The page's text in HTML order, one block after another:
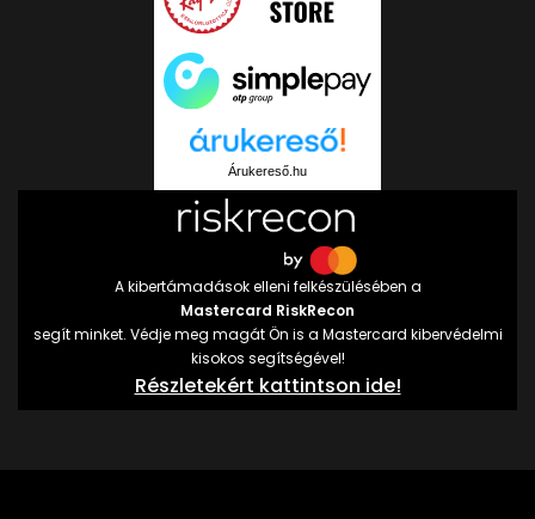
Árukereső.hu
A kibertámadások elleni felkészülésében a
Mastercard RiskRecon
segít minket. Védje meg magát Ön is a Mastercard kibervédelmi
kisokos segítségével!
Részletekért kattintson ide!